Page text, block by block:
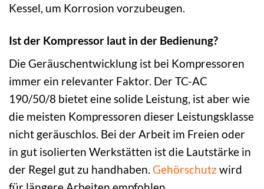
Kessel, um Korrosion vorzubeugen.
Ist der Kompressor laut in der Bedienung?
Die Geräuschentwicklung ist bei Kompressoren
immer ein relevanter Faktor. Der TC-AC
190/50/8 bietet eine solide Leistung, ist aber wie
die meisten Kompressoren dieser Leistungsklasse
nicht geräuschlos. Bei der Arbeit im Freien oder
in gut isolierten Werkstätten ist die Lautstärke in
der Regel gut zu handhaben. Gehörschutzwird